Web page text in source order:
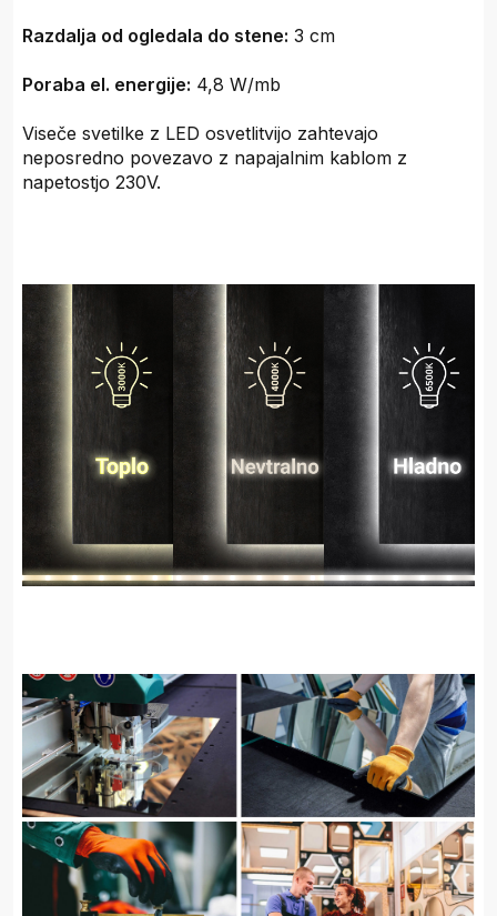
Razdalja od ogledala do stene: 3 cm
Poraba el. energije: 4,8 W/mb
Viseče svetilke z LED osvetlitvijo zahtevajo
neposredno povezavo z napajalnim kablom z
napetostjo 230V.